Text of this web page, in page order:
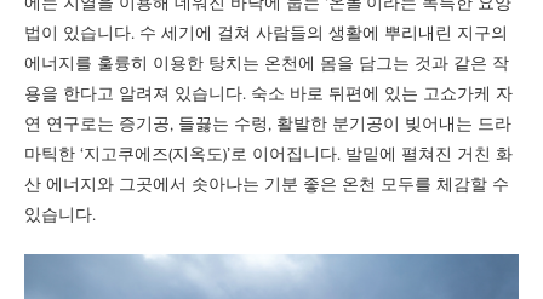
법이 있습니다. 수 세기에 걸쳐 사람들의 생활에 뿌리내린 지구의
에너지를 훌륭히 이용한 탕치는 온천에 몸을 담그는 것과 같은 작
용을 한다고 알려져 있습니다. 숙소 바로 뒤편에 있는 고쇼가케 자
연 연구로는 증기공, 들끓는 수렁, 활발한 분기공이 빚어내는 드라
마틱한 ‘지고쿠에즈(지옥도)’로 이어집니다. 발밑에 펼쳐진 거친 화
산 에너지와 그곳에서 솟아나는 기분 좋은 온천 모두를 체감할 수
있습니다.